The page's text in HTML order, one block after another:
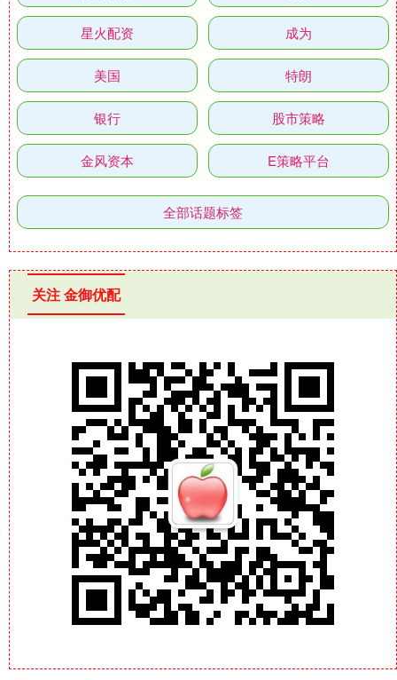
星火配资 成为
美国 特朗
银行 股市策略
金风资本 E策略平台
全部话题标签
关注 金御优配